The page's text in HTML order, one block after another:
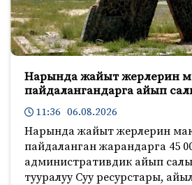
Нарында жайыт жерлерин
пайдалангандарга айып
11:36 06.08.2026
Нарында жайыт жерлерин
пайдаланган жарандарга 45
административдик айып
тууралуу Суу ресурстары,